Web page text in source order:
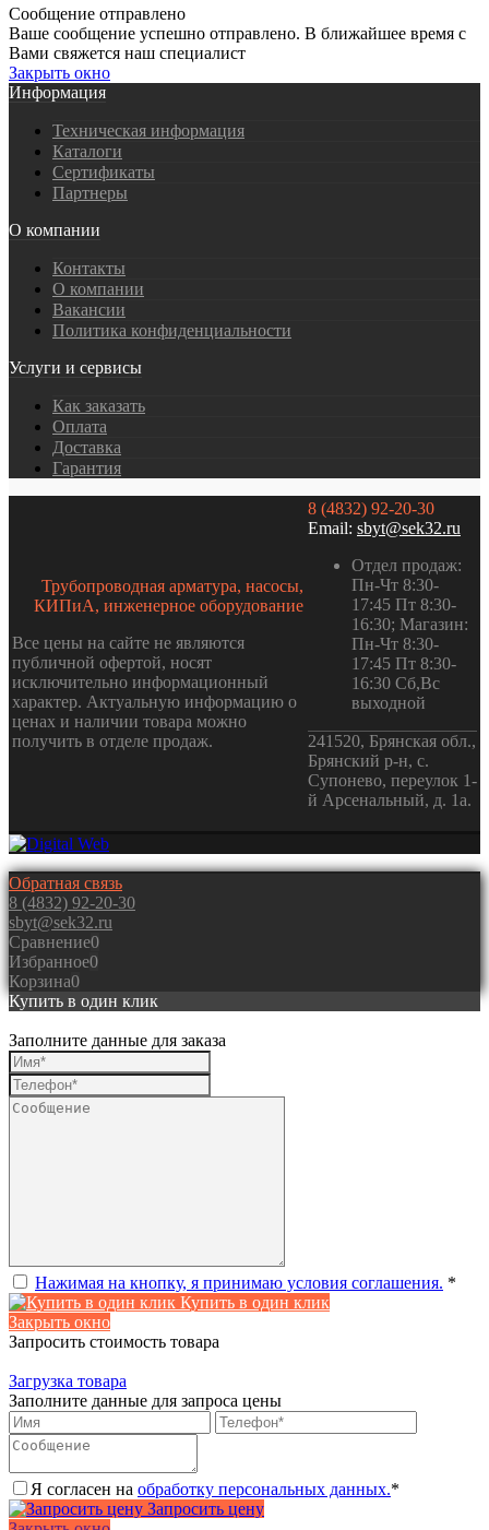
Сообщение отправлено
Ваше сообщение успешно отправлено. В ближайшее время с
Вами свяжется наш специалист
Закрыть окно
Информация
Техническая информация
Каталоги
Сертификаты
Партнеры
О компании
Контакты
О компании
Вакансии
Политика конфиденциальности
Услуги и сервисы
Как заказать
Оплата
Доставка
Гарантия
Трубопроводная арматура, насосы,
КИПиА, инженерное оборудование
Все цены на сайте не являются
публичной офертой, носят
исключительно информационный
характер. Актуальную информацию о
ценах и наличии товара можно
получить в отделе продаж.
8 (4832) 92-20-30
Email: sbyt@sek32.ru
Отдел продаж:
Пн-Чт 8:30-
17:45 Пт 8:30-
16:30; Магазин:
Пн-Чт 8:30-
17:45 Пт 8:30-
16:30 Сб,Вс
выходной
241520, Брянская обл.,
Брянский р-н, с.
Супонево, переулок 1-
й Арсенальный, д. 1а.
Обратная связь
8 (4832) 92-20-30
sbyt@sek32.ru
Сравнение0
Избранное0
Корзина0
Купить в один клик
Заполните данные для заказа
Нажимая на кнопку, я принимаю условия соглашения. *
Купить в один клик
Закрыть окно
Запросить стоимость товара
Загрузка товара
Заполните данные для запроса цены
Я согласен на обработку персональных данных.*
Запросить цену